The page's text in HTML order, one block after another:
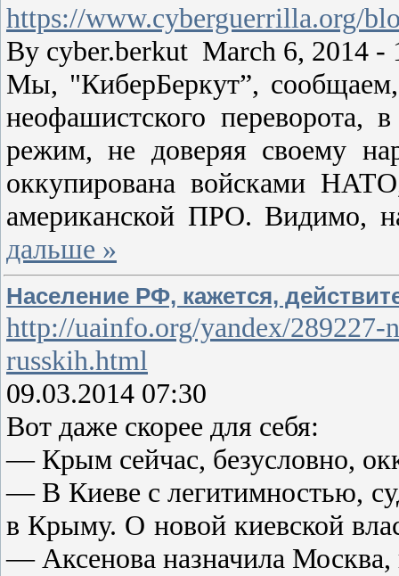
https://www.cyberguerrilla.org/
By cyber.berkut March 6, 2014 -
Мы, "КиберБеркут”, сообщаем,
неофашистского переворота,
режим, не доверяя своему
оккупирована войсками
американской ПРО. Видимо,
дальше »
Население РФ, кажется,
http://uainfo.org/yandex/
russkih.html
09.03.2014 07:30
Вот даже скорее для себя:
— Крым сейчас, безусловно,
— В Киеве с легитимностью,
в Крыму. О новой киевской
— Аксенова назначила